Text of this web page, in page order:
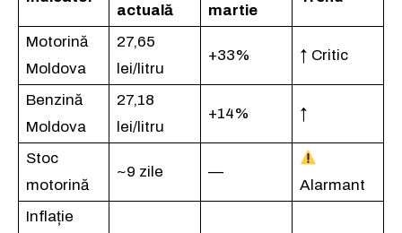
Rămâi conectat la lumea afacerilor și
a ideilor care inspiră.
Am citit și acceptPolitica de confidențialitate
actuală martie
Motorină
Moldova
27,65
lei/litru
+33% ↑ Critic
Benzină
Moldova
27,18
lei/litru
+14% ↑
Stoc
motorină
~9 zile —
Alarmant
Inflație